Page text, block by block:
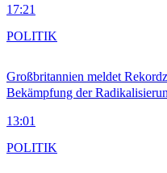
17:21
Großbritannien meldet
Bekämpfung der
13:01
POLITIK
POLITIK